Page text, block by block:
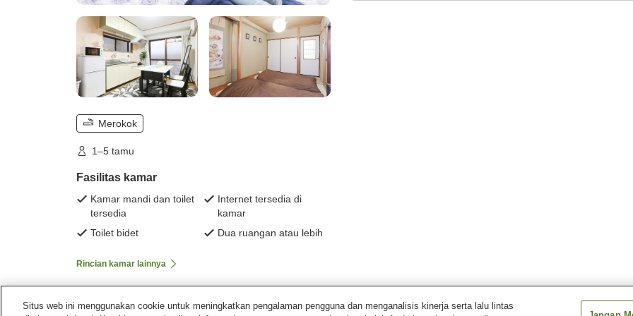
Merokok
1–5 tamu
Fasilitas kamar
Kamar mandi dan toilet
tersedia
Internet tersedia di
kamar
Toilet bidet
Dua ruangan atau lebih
Rincian kamar lainnya
Situs web ini menggunakan cookie untuk meningkatkan pengalaman pengguna dan menganalisis kinerja serta lalu lintas